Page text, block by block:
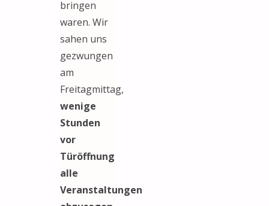
bringen
waren. Wir
sahen uns
gezwungen
am
Freitagmittag,
wenige
Stunden
vor
Türöffnung
alle
Veranstaltungen